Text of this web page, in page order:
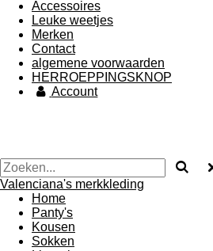
Accessoires
Leuke weetjes
Merken
Contact
algemene voorwaarden
HERROEPPINGSKNOP
Account
Valenciana's merkkleding
Home
Panty's
Kousen
Sokken